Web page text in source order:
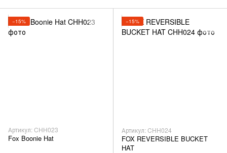
−15%
Артикул: CHH023
Fox Boonie Hat
−15%
Артикул: CHH024
FOX REVERSIBLE BUCKET
HAT